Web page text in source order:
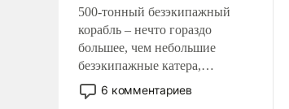
500-тонный безэкипажный
корабль – нечто гораздо
большее, чем небольшие
безэкипажные катера,
применение которых уже
стало обыденностью. Задача по
6 комментариев